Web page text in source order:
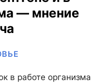
— мнение
в работе организма